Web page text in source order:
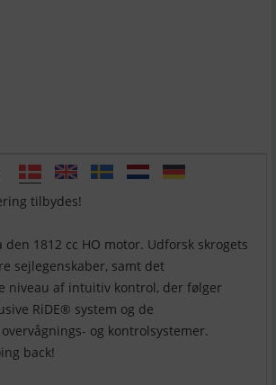
tilbydes!
1812 cc HO motor. Udforsk skrogets
sejlegenskaber, samt det
niveau af intuitiv kontrol, der følger
RiDE® system og de
og kontrolsystemer.
back!